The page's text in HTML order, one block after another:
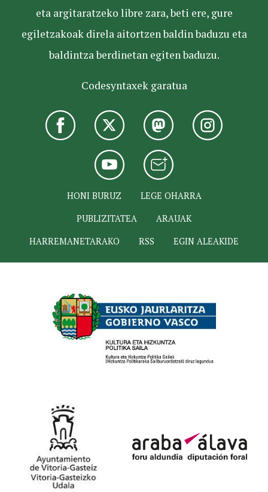
eta argitaratzeko libre zara, beti ere, gure
egiletzakoak direla aitortzen baldin baduzu eta
baldintza berdinetan egiten baduzu.
Codesyntaxek garatua
HONI BURUZ
LEGE OHARRA
PUBLIZITATEA
ARAUAK
HARREMANETARAKO
RSS EGIN ALEAKIDE